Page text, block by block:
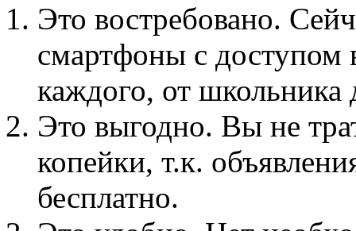
Это востребовано.
смартфоны с доступом
каждого, от школьника
Это выгодно. Вы не
копейки, т.к.
бесплатно.